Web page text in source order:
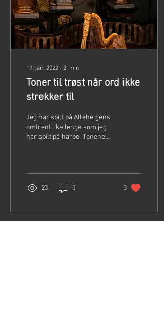
19. jan. 2022 ∙ 2 min
Toner til trøst når ord ikke
strekker til
Jeg har spilt på Allehelgens
omtrent like lenge som jeg
har spilt på harpe, Tonene
23 0 3